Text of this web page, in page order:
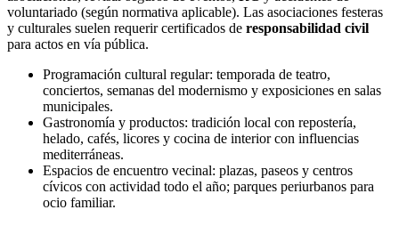
voluntariado (según normativa aplicable). Las asociaciones festeras
y culturales suelen requerir certificados de responsabilidad civil
para actos en vía pública.
Programación cultural regular: temporada de teatro,
conciertos, semanas del modernismo y exposiciones en salas
municipales.
Gastronomía y productos: tradición local con repostería,
helado, cafés, licores y cocina de interior con influencias
mediterráneas.
Espacios de encuentro vecinal: plazas, paseos y centros
cívicos con actividad todo el año; parques periurbanos para
ocio familiar.